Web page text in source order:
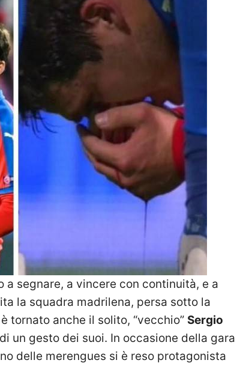
a segnare, a vincere con continuità, e a
la squadra madrilena, persa sotto la
tornato anche il solito, “vecchio” Sergio
di un gesto dei suoi. In occasione della gara
delle merengues si è reso protagonista